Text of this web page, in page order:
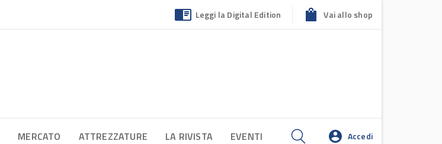
Leggi la Digital Edition Vai allo shop
MERCATO ATTREZZATURE LA RIVISTA EVENTI Accedi